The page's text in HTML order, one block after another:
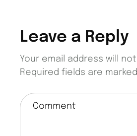
Leave a Reply
Your email address will
Required fields are marked